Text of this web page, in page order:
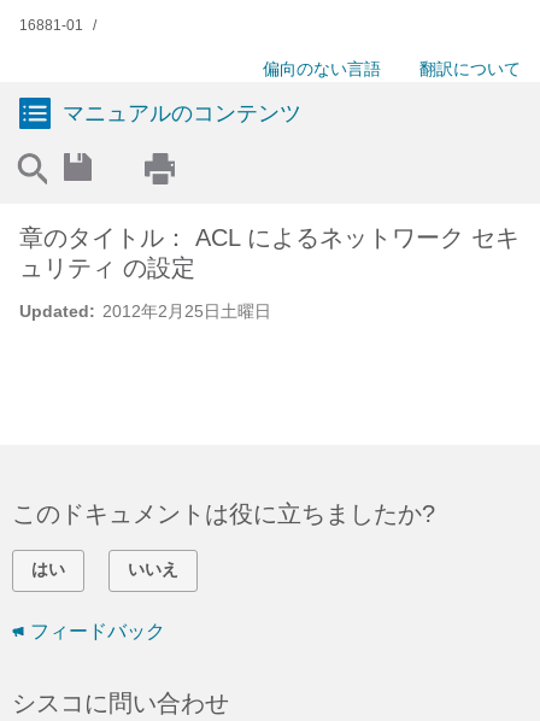
16881-01
偏向のない言語 翻訳について
マニュアルのコンテンツ
Updated: 2012年2月25日土曜日
章のタイトル： ACL によるネットワーク セキ
ュリティ の設定
このドキュメントは役に立ちましたか?
はい いいえ
フィードバック
シスコに問い合わせ